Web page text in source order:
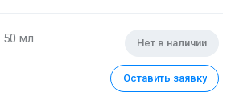
50 мл Нет в наличии
Оставить заявку